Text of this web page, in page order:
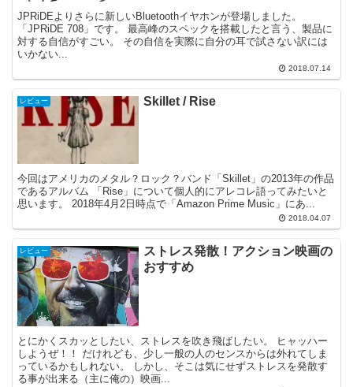
JPRiDEよりさらに新しいBluetoothイヤホンが登場しました。
「JPRiDE 708」です。 最高峰のスペックを搭載したと言う、製品に
対する自信がすごい。 その自信を実際に自分の耳で試さない訳には
いかない...
2018.07.14
レビュー Skillet / Rise
今回はアメリカのメタル？ロック？バンド「Skillet」の2013年の作品
であるアルバム 「Rise」について個人的にアレコレ語ってみたいと
思います。 2018年4月2日時点で「Amazon Prime Music」にあ...
2018.04.07
レビュー
ストレス発散！アクション映画の
おすすめ
とにかくスカッとしたい、ストレスを吹き飛ばしたい。 ヒャッハー
しようぜ！！ だけれども、少し一般の人のセンスからは外れてしま
っているかもしれない。 しかし、そこは気にせずストレスを発散す
る事が出来る（主に俺の）映画...